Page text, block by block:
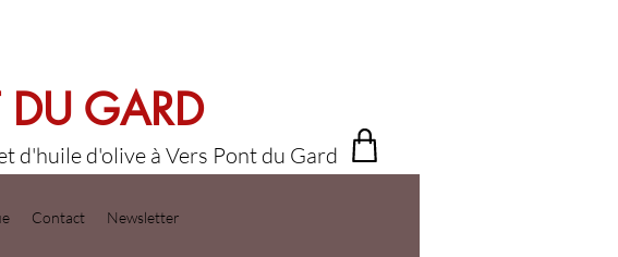
DU GARD
d'huile d'olive à Vers Pont du Gard
Contact Newsletter